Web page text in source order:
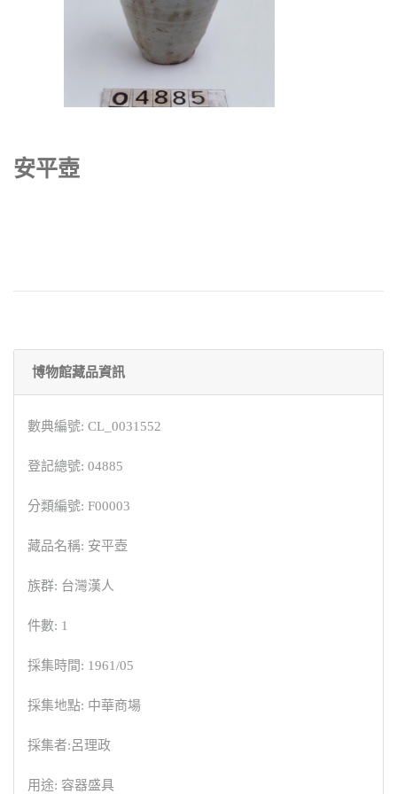
安平壺
博物館藏品資訊
數典編號: CL_0031552
登記總號: 04885
分類編號: F00003
藏品名稱: 安平壺
族群: 台灣漢人
件數: 1
採集時間: 1961/05
採集地點: 中華商場
採集者:呂理政
用途: 容器盛具